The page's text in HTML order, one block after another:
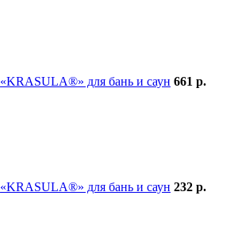
«KRASULA®» для бань и саун 661 р.
«KRASULA®» для бань и саун 232 р.